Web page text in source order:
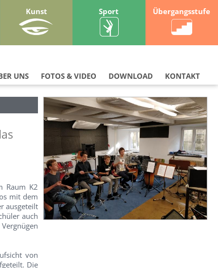
Kunst Sport Übergangsstufe
KONTAKT
DOWNLOAD
FOTOS & VIDEO
UNS
Raum K2
mit dem
ausgeteilt
auch
von
Die